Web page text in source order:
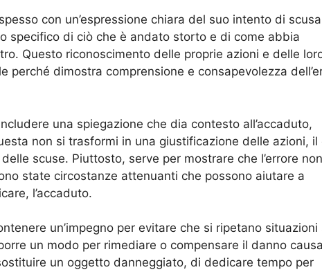
con un’espressione chiara del suo intento di
specifico di ciò che è andato storto e di come abbia
Questo riconoscimento delle proprie azioni e delle
perché dimostra comprensione e consapevolezza
una spiegazione che dia contesto all’accaduto,
non si trasformi in una giustificazione delle azioni, il
scuse. Piuttosto, serve per mostrare che l’errore
state circostanze attenuanti che possono aiutare a
l’accaduto.
un’impegno per evitare che si ripetano situazioni
un modo per rimediare o compensare il danno
un oggetto danneggiato, di dedicare tempo per